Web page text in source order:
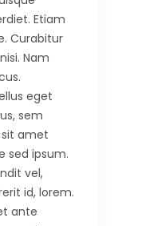
Etiam
Curabitur
Nam
eget
sem
amet
sed ipsum.
vel,
id, lorem.
ante